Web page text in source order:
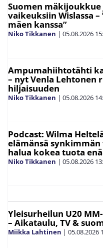
Suomen
vaikeuksiin Wislassa –
mäen kanssa”
Niko Tikkanen | 05.08.2026
Ampumahiihtotähti
– nyt Venla Lehtonen
hiljaisuuden
Niko Tikkanen | 05.08.2026
Podcast: Wilma
elämänsä synkimmän
halua kokea tuota
Niko Tikkanen | 05.08.2026
Yleisurheilun U20
– Aikataulu, TV &
Miikka Lahtinen | 05.08.2026